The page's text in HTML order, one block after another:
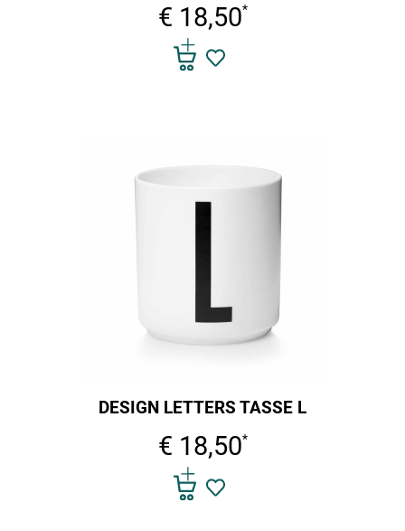
€ 18,50*
DESIGN LETTERS TASSE L
€ 18,50*